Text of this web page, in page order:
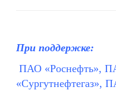
При поддержке:
ПАО «Роснефть»,
«Сургутнефтегаз»,